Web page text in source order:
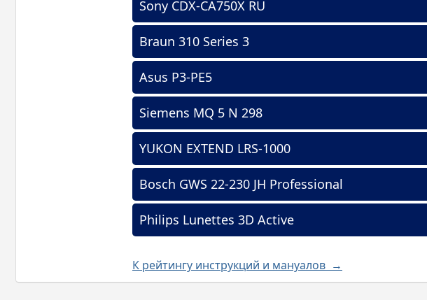
Sony CDX-CA750X RU
Braun 310 Series 3
Asus P3-PE5
Siemens MQ 5 N 298
YUKON EXTEND LRS-1000
Bosch GWS 22-230 JH Professional
Philips Lunettes 3D Active
К рейтингу инструкций и мануалов →